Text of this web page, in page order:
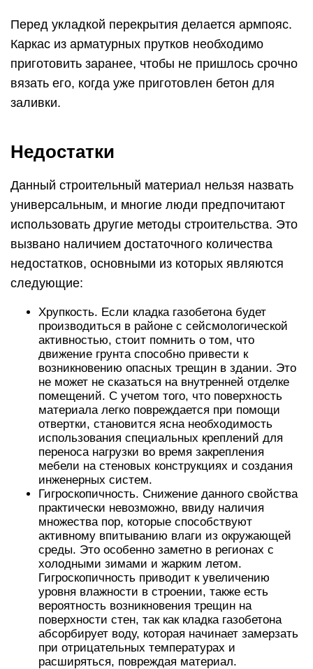
Перед укладкой перекрытия делается армпояс.
Каркас из арматурных прутков необходимо
приготовить заранее, чтобы не пришлось срочно
вязать его, когда уже приготовлен бетон для
заливки.
Недостатки
Данный строительный материал нельзя назвать
универсальным, и многие люди предпочитают
использовать другие методы строительства. Это
вызвано наличием достаточного количества
недостатков, основными из которых являются
следующие:
Хрупкость. Если кладка газобетона будет
производиться в районе с сейсмологической
активностью, стоит помнить о том, что
движение грунта способно привести к
возникновению опасных трещин в здании. Это
не может не сказаться на внутренней отделке
помещений. С учетом того, что поверхность
материала легко повреждается при помощи
отвертки, становится ясна необходимость
использования специальных креплений для
переноса нагрузки во время закрепления
мебели на стеновых конструкциях и создания
инженерных систем.
Гигроскопичность. Снижение данного свойства
практически невозможно, ввиду наличия
множества пор, которые способствуют
активному впитыванию влаги из окружающей
среды. Это особенно заметно в регионах с
холодными зимами и жарким летом.
Гигроскопичность приводит к увеличению
уровня влажности в строении, также есть
вероятность возникновения трещин на
поверхности стен, так как кладка газобетона
абсорбирует воду, которая начинает замерзать
при отрицательных температурах и
расширяться, повреждая материал.